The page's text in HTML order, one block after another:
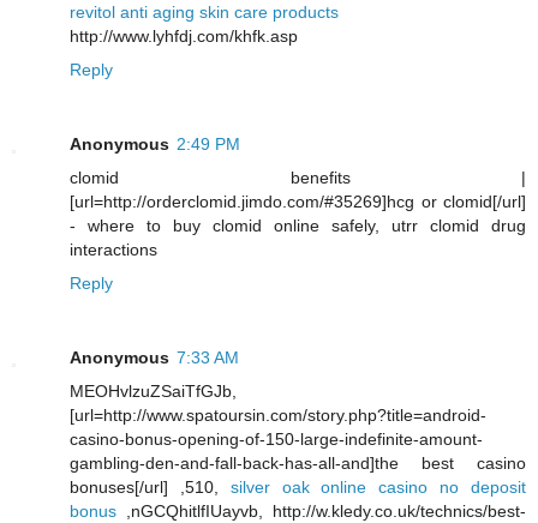
revitol anti aging skin care products
http://www.lyhfdj.com/khfk.asp
Reply
Anonymous 2:49 PM
clomid benefits |
[url=http://orderclomid.jimdo.com/#35269]hcg or clomid[/url]
- where to buy clomid online safely, utrr clomid drug
interactions
Reply
Anonymous 7:33 AM
MEOHvlzuZSaiTfGJb,
[url=http://www.spatoursin.com/story.php?title=android-
casino-bonus-opening-of-150-large-indefinite-amount-
gambling-den-and-fall-back-has-all-and]the best casino
bonuses[/url] ,510, silver oak online casino no deposit
bonus ,nGCQhitlfIUayvb, http://w.kledy.co.uk/technics/best-